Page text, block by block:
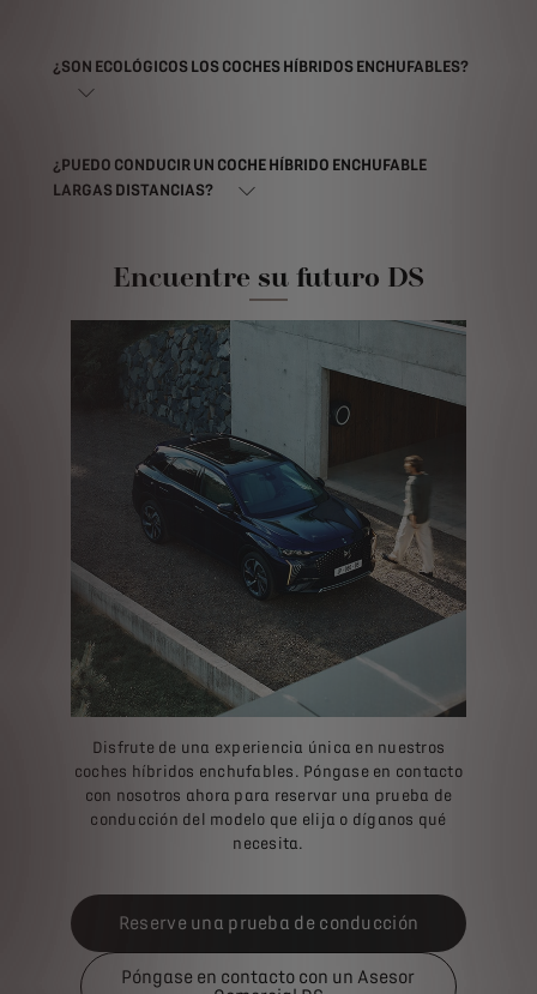
¿SON ECOLÓGICOS LOS COCHES HÍBRIDOS ENCHUFABLES?
¿PUEDO CONDUCIR UN COCHE HÍBRIDO ENCHUFABLE
LARGAS DISTANCIAS?
Encuentre su futuro DS
Disfrute de una experiencia única en nuestros
coches híbridos enchufables. Póngase en contacto
con nosotros ahora para reservar una prueba de
conducción del modelo que elija o díganos qué
necesita.
Reserve una prueba de conducción
Póngase en contacto con un Asesor